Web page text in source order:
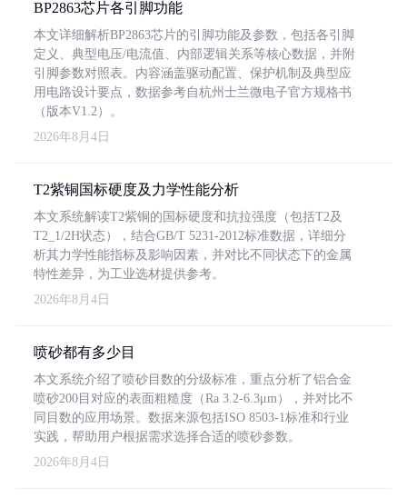
BP2863芯片各引脚功能
本文详细解析BP2863芯片的引脚功能及参数，包括各引脚
定义、典型电压/电流值、内部逻辑关系等核心数据，并附
引脚参数对照表。内容涵盖驱动配置、保护机制及典型应
用电路设计要点，数据参考自杭州士兰微电子官方规格书
（版本V1.2）。
2026年8月4日
T2紫铜国标硬度及力学性能分析
本文系统解读T2紫铜的国标硬度和抗拉强度（包括T2及
T2_1/2H状态），结合GB/T 5231-2012标准数据，详细分
析其力学性能指标及影响因素，并对比不同状态下的金属
特性差异，为工业选材提供参考。
2026年8月4日
喷砂都有多少目
本文系统介绍了喷砂目数的分级标准，重点分析了铝合金
喷砂200目对应的表面粗糙度（Ra 3.2-6.3μm），并对比不
同目数的应用场景。数据来源包括ISO 8503-1标准和行业
实践，帮助用户根据需求选择合适的喷砂参数。
2026年8月4日